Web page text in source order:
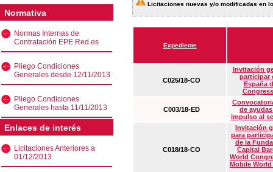
Normativa
Normas Internas de
Contratación EPE Red.es
Pliego Condiciones
Generales desde 12/11/2013
Pliego Condiciones
Generales hasta 11/11/2013
Enlaces de interés
Licitaciones Anteriores a
01/12/2013
Licitaciones nuevas y/o modificadas en
Expediente
C025/18-CO
Invitación
participar
España
C003/18-ED
de
impulso al
C018/18-CO
Invitación
para
de la
Capital
World
Mobile